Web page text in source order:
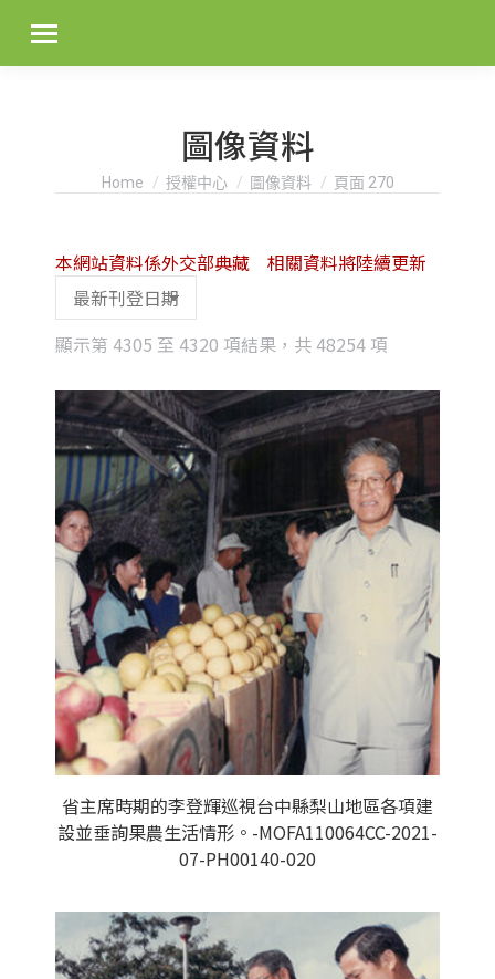
圖像資料
You are here:
Home 授權中心 圖像資料 頁面 270
顯示第 4305 至 4320 項結果，共 48254 項
latest
本網站資料係外交部典藏 相關資料將陸續更新
省主席時期的李登輝巡視台中縣梨山地區各項建
設並垂詢果農生活情形。-MOFA110064CC-2021-
07-PH00140-020